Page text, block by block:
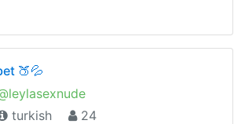
🍑💦
turkish
24